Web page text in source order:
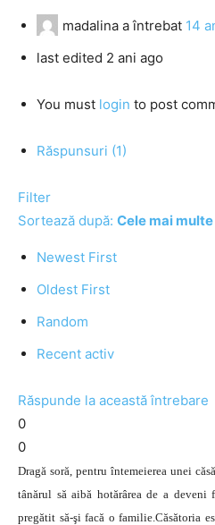
madalina a întrebat 14
last edited 2 ani ago
You must login to post
Răspunsuri (1)
Filter
Sortează după: Cele mai
Newest First
Oldest First
Random
Recent activ
Răspunde la această întrebare
0
0
Dragă soră, pentru întemeierea unei
tânărul să aibă hotărârea de a
pregătit să-şi facă o familie.Căsătoria